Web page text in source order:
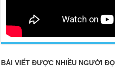
BÀI VIẾT ĐƯỢC NHIỀU NGƯỜI